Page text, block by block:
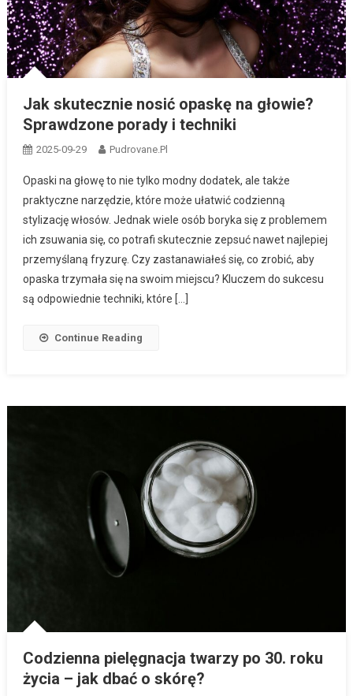
Jak skutecznie nosić opaskę na głowie?
Sprawdzone porady i techniki
2025-09-29 Pudrovane.pl
Opaski na głowę to nie tylko modny dodatek, ale także
praktyczne narzędzie, które może ułatwić codzienną
stylizację włosów. Jednak wiele osób boryka się z problemem
ich zsuwania się, co potrafi skutecznie zepsuć nawet najlepiej
przemyślaną fryzurę. Czy zastanawiałeś się, co zrobić, aby
opaska trzymała się na swoim miejscu? Kluczem do sukcesu
są odpowiednie techniki, które […]
Continue Reading
Codzienna pielęgnacja twarzy po 30. roku
życia – jak dbać o skórę?